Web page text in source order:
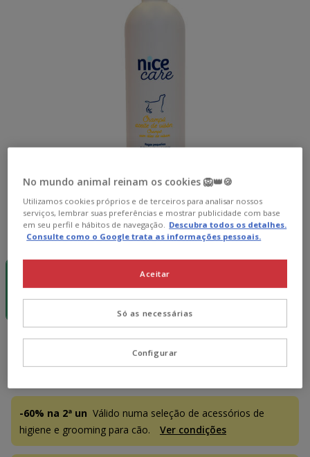
Formato:300ml
-60% na 2ª
Sem Stock
(13.32€ / l)
-60% na 2ª un Válido numa seleção de acessórios de
higiene e grooming para cão.
Ver condições
No mundo animal reinam os cookies 🦁👑🍪
Utilizamos cookies próprios e de terceiros para analisar nossos
serviços, lembrar suas preferências e mostrar publicidade com base
em seu perfil e hábitos de navegação. Descubra todos os detalhes.
Consulte como o Google trata as informações pessoais.
Só as necessárias
Aceitar
Configurar